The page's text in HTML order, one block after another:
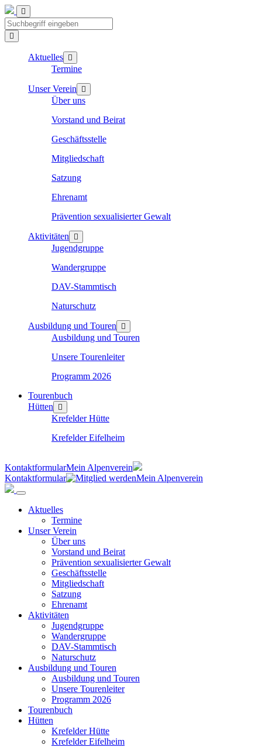
Aktuelles
Termine
Unser Verein
Über uns
Vorstand und Beirat
Geschäftsstelle
Mitgliedschaft
Satzung
Ehrenamt
Prävention sexualisierter Gewalt
Aktivitäten
Jugendgruppe
Wandergruppe
DAV-Stammtisch
Naturschutz
Ausbildung und Touren
Ausbildung und Touren
Unsere Tourenleiter
Programm 2026
Tourenbuch
Hütten
Krefelder Hütte
Krefelder Eifelheim
KontaktformularMein Alpenverein
Kontaktformular
Mein Alpenverein
Aktuelles
Termine
Unser Verein
Über uns
Vorstand und Beirat
Prävention sexualisierter Gewalt
Geschäftsstelle
Mitgliedschaft
Satzung
Ehrenamt
Aktivitäten
Jugendgruppe
Wandergruppe
DAV-Stammtisch
Naturschutz
Ausbildung und Touren
Ausbildung und Touren
Unsere Tourenleiter
Programm 2026
Tourenbuch
Hütten
Krefelder Hütte
Krefelder Eifelheim